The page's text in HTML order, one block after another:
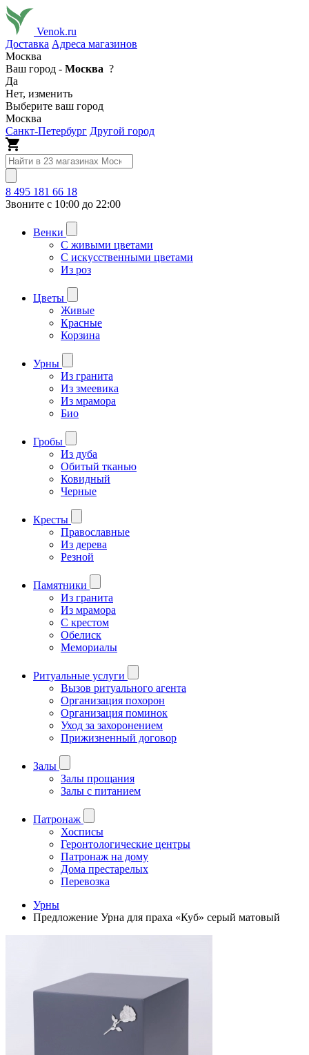
Venok.ru
Доставка Адреса магазинов
Москва
Ваш город - Москва ?
Да
Нет, изменить
Выберите ваш город
Москва
Санкт-Петербург Другой город
8 495 181 66 18
Звоните с 10:00 до 22:00
Венки
С живыми цветами
С искусственными цветами
Из роз
Цветы
Живые
Красные
Корзина
Урны
Из гранита
Из змеевика
Из мрамора
Био
Гробы
Из дуба
Обитый тканью
Ковидный
Черные
Кресты
Православные
Из дерева
Резной
Памятники
Из гранита
Из мрамора
С крестом
Обелиск
Мемориалы
Ритуальные услуги
Вызов ритуального агента
Организация похорон
Организация поминок
Уход за захоронением
Прижизненный договор
Залы
Залы прощания
Залы с питанием
Патронаж
Хосписы
Геронтологические центры
Патронаж на дому
Дома престарелых
Перевозка
Урны
Предложение Урна для праха «Куб» серый матовый